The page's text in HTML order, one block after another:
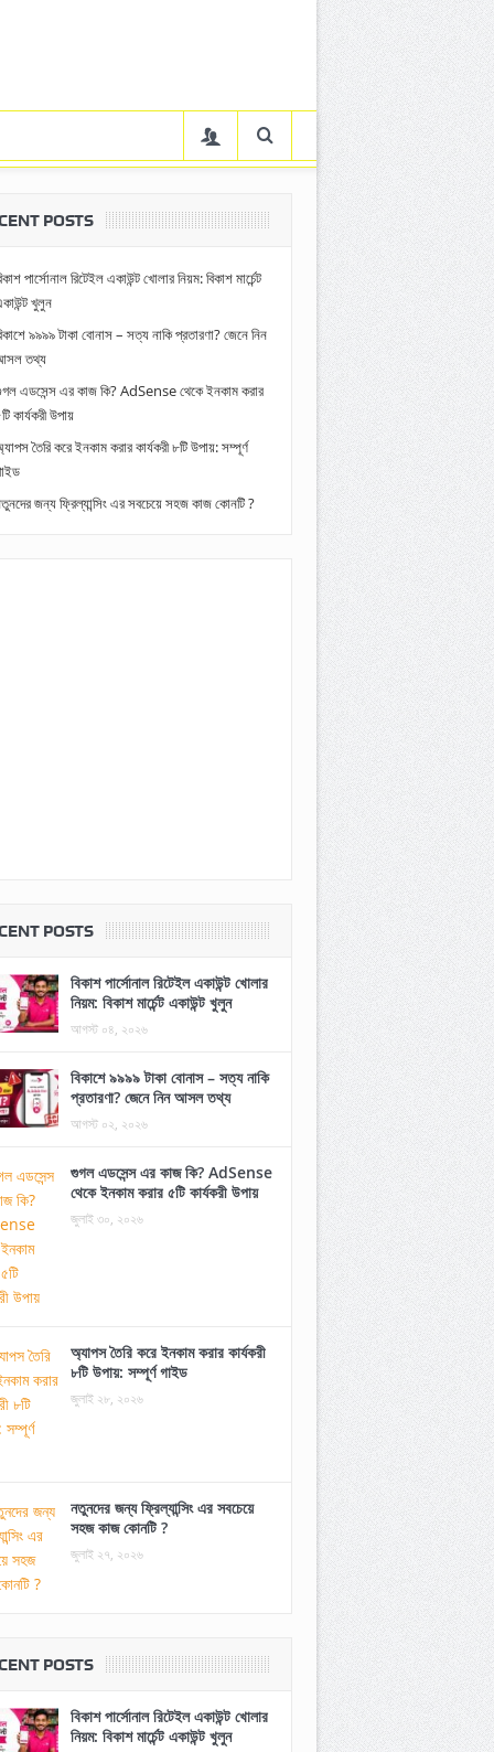
POSTS
পার্সোনাল রিটেইল একাউন্ট খোলার নিয়ম: বিকাশ মার্চেন্ট
খুলুন
৯৯৯৯ টাকা বোনাস – সত্য নাকি প্রতারণা? জেনে নিন
তথ্য
এডসেন্স এর কাজ কি? AdSense থেকে ইনকাম করার
কার্যকরী উপায়
তৈরি করে ইনকাম করার কার্যকরী ৮টি উপায়: সম্পূর্ণ
জন্য ফ্রিল্যান্সিং এর সবচেয়ে সহজ কাজ কোনটি ?
POSTS
বিকাশ পার্সোনাল রিটেইল একাউন্ট খোলার
নিয়ম: বিকাশ মার্চেন্ট একাউন্ট খুলুন
আগস্ট ০৪, ২০২৬
বিকাশে ৯৯৯৯ টাকা বোনাস – সত্য নাকি
প্রতারণা? জেনে নিন আসল তথ্য
আগস্ট ০২, ২০২৬
গুগল এডসেন্স এর কাজ কি? AdSense
থেকে ইনকাম করার ৫টি কার্যকরী উপায়
জুলাই ৩০, ২০২৬
অ্যাপস তৈরি করে ইনকাম করার কার্যকরী
৮টি উপায়: সম্পূর্ণ গাইড
জুলাই ২৮, ২০২৬
নতুনদের জন্য ফ্রিল্যান্সিং এর সবচেয়ে
সহজ কাজ কোনটি ?
জুলাই ২৭, ২০২৬
POSTS
বিকাশ পার্সোনাল রিটেইল একাউন্ট খোলার
নিয়ম: বিকাশ মার্চেন্ট একাউন্ট খুলুন